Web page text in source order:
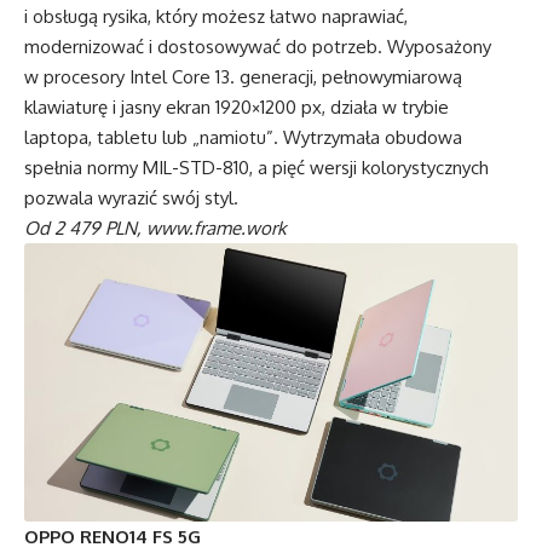
i obsługą rysika, który możesz łatwo naprawiać,
modernizować i dostosowywać do potrzeb. Wyposażony
w procesory Intel Core 13. generacji, pełnowymiarową
klawiaturę i jasny ekran 1920×1200 px, działa w trybie
laptopa, tabletu lub „namiotu”. Wytrzymała obudowa
spełnia normy MIL-STD-810, a pięć wersji kolorystycznych
pozwala wyrazić swój styl.
Od 2 479 PLN, www.frame.work
OPPO RENO14 FS 5G